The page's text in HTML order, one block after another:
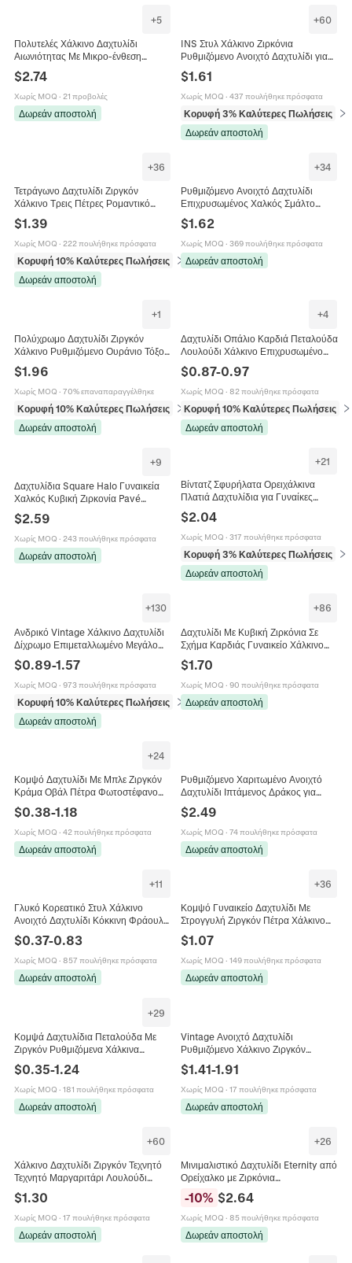
+5
Πολυτελές Χάλκινο Δαχτυλίδι
Αιωνιότητας Με Μικρο-ένθεση
Ζιργκόν Για Γυναικεία Κοσμήματα
Μόδας Αξεσουάρ Γάμου
$2.74
Χωρίς MOQ · 21 προβολές
Δωρεάν αποστολή
+60
INS Στυλ Χάλκινο Ζιρκόνια
Ρυθμιζόμενο Ανοιχτό Δαχτυλίδι για
Γυναίκες Γλυκό Λουλούδι Καρδιά
Πεταλούδα Αστέρι Φεγγάρι Κομψό
Δαχτυλίδι Μόδας
$1.61
Χωρίς MOQ · 437 πουλήθηκε πρόσφατα
Κορυφή 3% Καλύτερες Πωλήσεις
σε
Δωρεάν αποστολή
+36
Τετράγωνο Δαχτυλίδι Ζιργκόν
Χάλκινο Τρεις Πέτρες Ρομαντικό
Γαμήλιο Για Γυναίκες
$1.39
Χωρίς MOQ · 222 πουλήθηκε πρόσφατα
Κορυφή 10% Καλύτερες Πωλήσεις
σε Δαχτυλίδια
Δωρεάν αποστολή
+34
Ρυθμιζόμενο Ανοιχτό Δαχτυλίδι
Επιχρυσωμένος Χαλκός Σμάλτο
Σταγόνα Λαδιού Καρδιά Ζιργκόν
Μόδα Κοσμήματα Για Γυναίκες
$1.62
Χωρίς MOQ · 369 πουλήθηκε πρόσφατα
Δωρεάν αποστολή
+1
Πολύχρωμο Δαχτυλίδι Ζιργκόν
Χάλκινο Ρυθμιζόμενο Ουράνιο Τόξο
Για Γυναίκες Αξεσουάρ
$1.96
Χωρίς MOQ · 70% επαναπαραγγέλθηκε
Κορυφή 10% Καλύτερες Πωλήσεις
σε Δαχτυλίδια
Δωρεάν αποστολή
+4
Δαχτυλίδι Οπάλιο Καρδιά Πεταλούδα
Λουλούδι Χάλκινο Επιχρυσωμένο
Δώρο Για Γυναίκες
$0.87-0.97
Χωρίς MOQ · 82 πουλήθηκε πρόσφατα
Κορυφή 10% Καλύτερες Πωλήσεις
Δωρεάν αποστολή
+9
Δαχτυλίδια Square Halo Γυναικεία
Χαλκός Κυβική Ζιρκονία Pavé
Κοσμήματα Γάμου Νύφης Ρομαντικά
Πολυτελή Στρογγυλή Πέτρα
$2.59
Χωρίς MOQ · 243 πουλήθηκε πρόσφατα
Δωρεάν αποστολή
+21
Βίντατζ Σφυρήλατα Ορειχάλκινα
Πλατιά Δαχτυλίδια για Γυναίκες
Χειροποίητα Πεταλούδα Μέλισσα
Νυχτερίδα Φύλλο Λουλούδι Ένθετο
Στρας Κοσμήματα Δώρο
$2.04
Χωρίς MOQ · 317 πουλήθηκε πρόσφατα
Κορυφή 3% Καλύτερες Πωλήσεις
σε
Δωρεάν αποστολή
+130
Ανδρικό Vintage Χάλκινο Δαχτυλίδι
Δίχρωμο Επιμεταλλωμένο Μεγάλο
Ανάγλυφο Ρετρό Ethnic Κοσμήματα
$0.89-1.57
Χωρίς MOQ · 973 πουλήθηκε πρόσφατα
Κορυφή 10% Καλύτερες Πωλήσεις
σε Δαχτυλίδια
Δωρεάν αποστολή
+86
Δαχτυλίδι Με Κυβική Ζιρκόνια Σε
Σχήμα Καρδιάς Γυναικείο Χάλκινο
Αρραβώνα Γάμου Κόσμημα
$1.70
Χωρίς MOQ · 90 πουλήθηκε πρόσφατα
Δωρεάν αποστολή
+24
Κομψό Δαχτυλίδι Με Μπλε Ζιργκόν
Κράμα Οβάλ Πέτρα Φωτοστέφανο
Vintage Πολυτελή Κοσμήματα Για
Γυναίκες Γάμο
$0.38-1.18
Χωρίς MOQ · 42 πουλήθηκε πρόσφατα
Δωρεάν αποστολή
Ρυθμιζόμενο Χαριτωμένο Ανοιχτό
Δαχτυλίδι Ιπτάμενος Δράκος για
Γυναίκες Χάλκινο Γαλβανισμένο
Φτερά με Χρυσόσκονη Κοσμήματα
Δαχτύλου
$2.49
Χωρίς MOQ · 74 πουλήθηκε πρόσφατα
Δωρεάν αποστολή
+11
Γλυκό Κορεατικό Στυλ Χάλκινο
Ανοιχτό Δαχτυλίδι Κόκκινη Φράουλα
Σμάλτο Στρας Ρυθμιζόμενο Δαχτυλίδι
Για Γυναίκες Κορίτσια Μόδα
Κοσμήματα Δώρο
$0.37-0.83
Χωρίς MOQ · 857 πουλήθηκε πρόσφατα
Δωρεάν αποστολή
+36
Κομψό Γυναικείο Δαχτυλίδι Με
Στρογγυλή Ζιργκόν Πέτρα Χάλκινο
Επιχρυσωμένο Κοσμήματα Γάμου
$1.07
Χωρίς MOQ · 149 πουλήθηκε πρόσφατα
Δωρεάν αποστολή
+29
Κομψά Δαχτυλίδια Πεταλούδα Με
Ζιργκόν Ρυθμιζόμενα Χάλκινα
Κοσμήματα Πολυτελείας Αξεσουάρ
Μινιμαλιστικά Δώρα Για Γυναίκες
$0.35-1.24
Χωρίς MOQ · 181 πουλήθηκε πρόσφατα
Δωρεάν αποστολή
Vintage Ανοιχτό Δαχτυλίδι
Ρυθμιζόμενο Χάλκινο Ζιργκόν
Πολύχρωμη Πέτρα Στυλ Παλατιού
Φιλιγκράν Για Γυναίκες
$1.41-1.91
Χωρίς MOQ · 17 πουλήθηκε πρόσφατα
Δωρεάν αποστολή
+60
Χάλκινο Δαχτυλίδι Ζιργκόν Τεχνητό
Τεχνητό Μαργαριτάρι Λουλούδι
Καρδιά Σχήμα Κορώνας Ρυθμιζόμενο
Κοσμήματα Γυναικεία
$1.30
Χωρίς MOQ · 17 πουλήθηκε πρόσφατα
Δωρεάν αποστολή
+26
Μινιμαλιστικό Δαχτυλίδι Eternity από
Ορείχαλκο με Ζιρκόνια
Επιχρυσωμένο 14K Δαχτυλίδι για
Γυναίκες Μόδα Κοσμήματα
-10% $2.64
Χωρίς MOQ · 85 πουλήθηκε πρόσφατα
Δωρεάν αποστολή